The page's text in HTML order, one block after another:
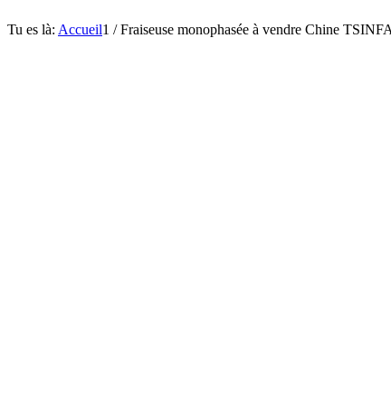
Tu es là: Accueil1 / Fraiseuse monophasée à vendre Chine TSINFA